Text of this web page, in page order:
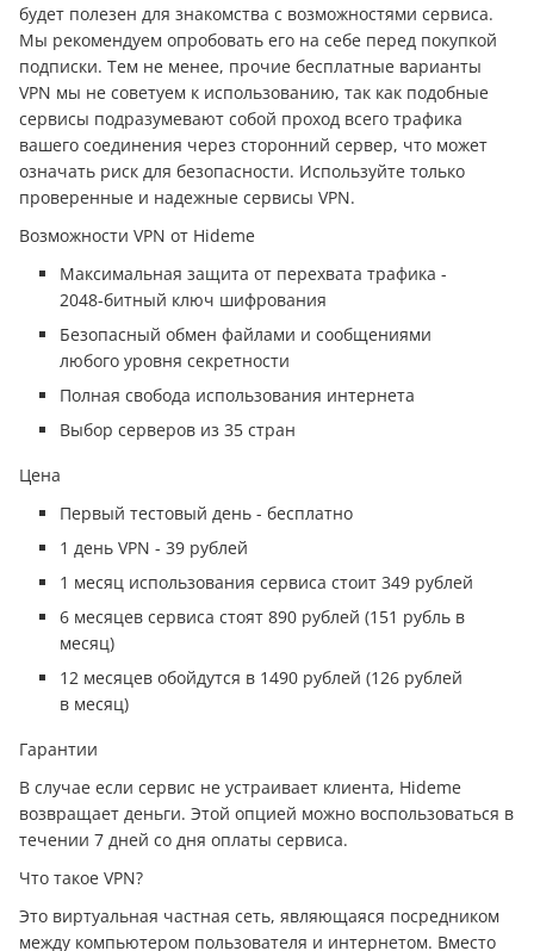
будет полезен для знакомства с возможностями сервиса.
Мы рекомендуем опробовать его на себе перед покупкой
подписки. Тем не менее, прочие бесплатные варианты
VPN мы не советуем к использованию, так как подобные
сервисы подразумевают собой проход всего трафика
вашего соединения через сторонний сервер, что может
означать риск для безопасности. Используйте только
проверенные и надежные сервисы VPN.
Возможности VPN от Hideme
Максимальная защита от перехвата трафика -
2048-битный ключ шифрования
Безопасный обмен файлами и сообщениями
любого уровня секретности
Полная свобода использования интернета
Выбор серверов из 35 стран
Цена
Первый тестовый день - бесплатно
1 день VPN - 39 рублей
1 месяц использования сервиса стоит 349 рублей
6 месяцев сервиса стоят 890 рублей (151 рубль в
месяц)
12 месяцев обойдутся в 1490 рублей (126 рублей
в месяц)
Гарантии
В случае если сервис не устраивает клиента, Hideme
возвращает дeньги. Этой опцией можно воспользоваться в
течении 7 дней со дня оплаты сервиса.
Что такое VPN?
Это виртуальная частная сеть, являющаяся посредником
между компьютером пользователя и интернетом. Вместо